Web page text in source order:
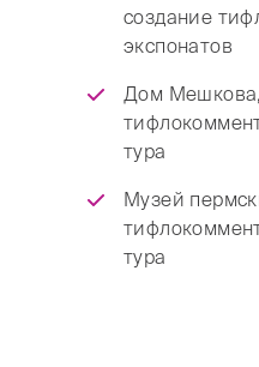
создание
экспонатов
Дом
тура
Музей
тура